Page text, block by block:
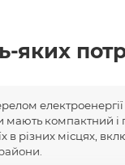
яких
електроенергії
мають компактний
в різних місцях,